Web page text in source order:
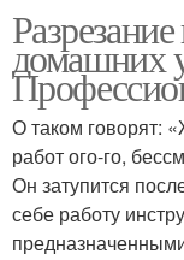
домашних
О таком говорят:
работ ого-го,
Он затупится
себе работу